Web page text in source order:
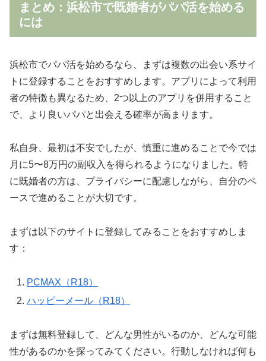
まとめ：浜松市で既婚者がパパ活を始める
には
浜松市でパパ活を始めるなら、まずは複数の出会い系サイ
トに登録することをおすすめします。アプリによって利用
者の特徴も異なるため、2つ以上のアプリを併用すること
で、より良いパパと出会える確率が高まります。
私自身、最初は不安でしたが、慎重に進めることで今では
月に5〜8万円の副収入を得られるようになりました。特
に既婚者の方は、プライバシーに配慮しながら、自分のペ
ースで進めることが大切です。
まずは以下のサイトに登録してみることをおすすめしま
す：
PCMAX（R18）
ハッピーメール（R18）
まずは無料登録して、どんな男性がいるのか、どんな可能
性があるのかを探ってみてください。行動しなければ何も